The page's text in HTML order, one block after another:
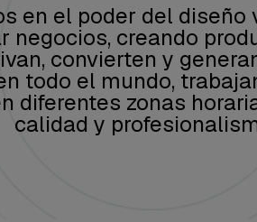
en el poder del diseño
negocios, creando
convierten y
todo el mundo,
diferentes zonas
calidad y